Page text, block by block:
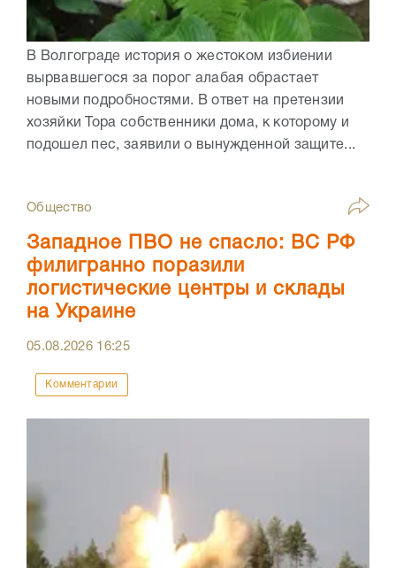
В Волгограде история о жестоком избиении
вырвавшегося за порог алабая обрастает
новыми подробностями. В ответ на претензии
хозяйки Тора собственники дома, к которому и
подошел пес, заявили о вынужденной защите...
Общество
Западное ПВО не спасло: ВС РФ
филигранно поразили
логистические центры и склады
на Украине
05.08.2026 16:25
Комментарии